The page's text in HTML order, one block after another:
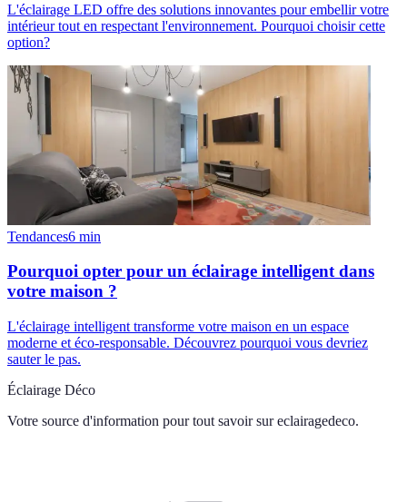
L'éclairage LED offre des solutions innovantes pour embellir votre
intérieur tout en respectant l'environnement. Pourquoi choisir cette
option?
Tendances6 min
Pourquoi opter pour un éclairage intelligent dans
votre maison ?
L'éclairage intelligent transforme votre maison en un espace
moderne et éco-responsable. Découvrez pourquoi vous devriez
sauter le pas.
Éclairage Déco
Votre source d'information pour tout savoir sur eclairagedeco.